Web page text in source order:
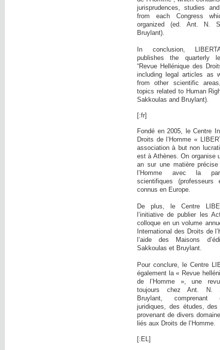
jurisprudences, studies
from each Congress
organized (ed. Ant. N.
Bruylant).
In conclusion,
publishes the quarterly
“Revue Hellénique des
including legal articles as
from other scientific
topics related to Human
Sakkoulas and Bruylant).
[:fr]
Fondé en 2005, le Centre
Droits de l’Homme «
association à but non
est à Athènes. On organise
an sur une matière
l’Homme avec la
scientifiques
connus en Europe.
De plus, le Centre
l’initiative de publier les
colloque en un volume
International des Droits de
l’aide des Maisons
Sakkoulas et Bruylant.
Pour conclure, le Centre
également la « Revue
de l’Homme », une
toujours chez Ant. N.
Bruylant, comprenant
juridiques, des études, des
provenant de divers
liés aux Droits de l’Homme.
[:EL]